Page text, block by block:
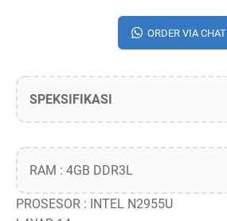
ORDER VIA CHAT
SPEKSIFIKASI
RAM : 4GB DDR3L
PROSESOR : INTEL N2955U